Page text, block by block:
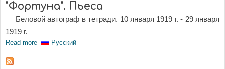
"Фортуна". Пьеса
Беловой автограф в тетради. 10 января 1919 г. - 29 января
1919 г.
Read more about "Фортуна". Пьеса
Русский